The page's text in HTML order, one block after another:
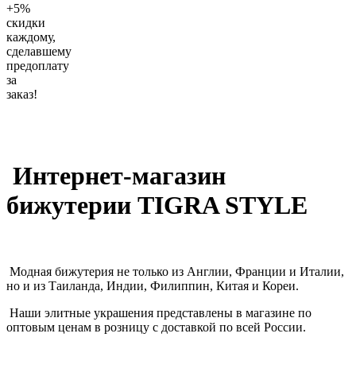
+5%
скидки
каждому,
сделавшему
предоплату
за
заказ!
Интернет-магазин
бижутерии TIGRA STYLE
Модная бижутерия не только из Англии, Франции и Италии,
но и из Таиланда, Индии, Филиппин, Китая и Кореи.
Наши элитные украшения представлены в магазине по
оптовым ценам в розницу с доставкой по всей России.